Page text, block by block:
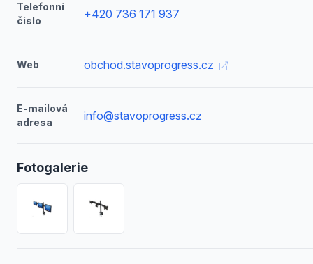
Telefonní
číslo
+420 736 171 937
Web obchod.stavoprogress.cz
E-mailová
adresa
info@stavoprogress.cz
Fotogalerie